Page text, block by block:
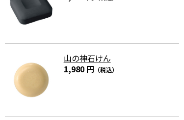
山の神石けん
1,980 円 （税込）